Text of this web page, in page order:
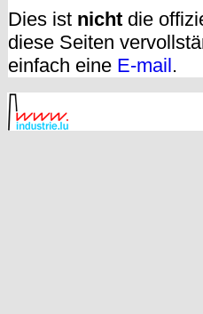
Dies ist nicht die
diese Seiten
einfach eine E-mail.